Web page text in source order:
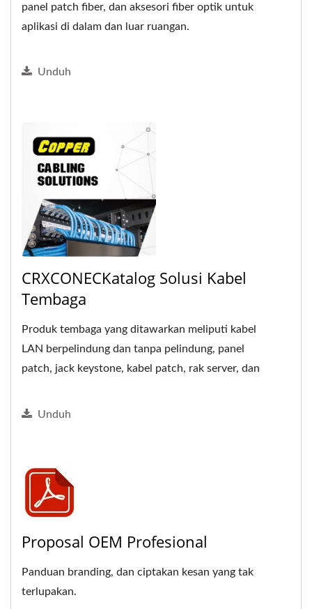
panel patch fiber, dan aksesori fiber optik untuk
aplikasi di dalam dan luar ruangan.
Unduh
CRXCONECKatalog Solusi Kabel
Tembaga
Produk tembaga yang ditawarkan meliputi kabel
LAN berpelindung dan tanpa pelindung, panel
patch, jack keystone, kabel patch, rak server, dan
Unduh
Proposal OEM Profesional
Panduan branding, dan ciptakan kesan yang tak
terlupakan.